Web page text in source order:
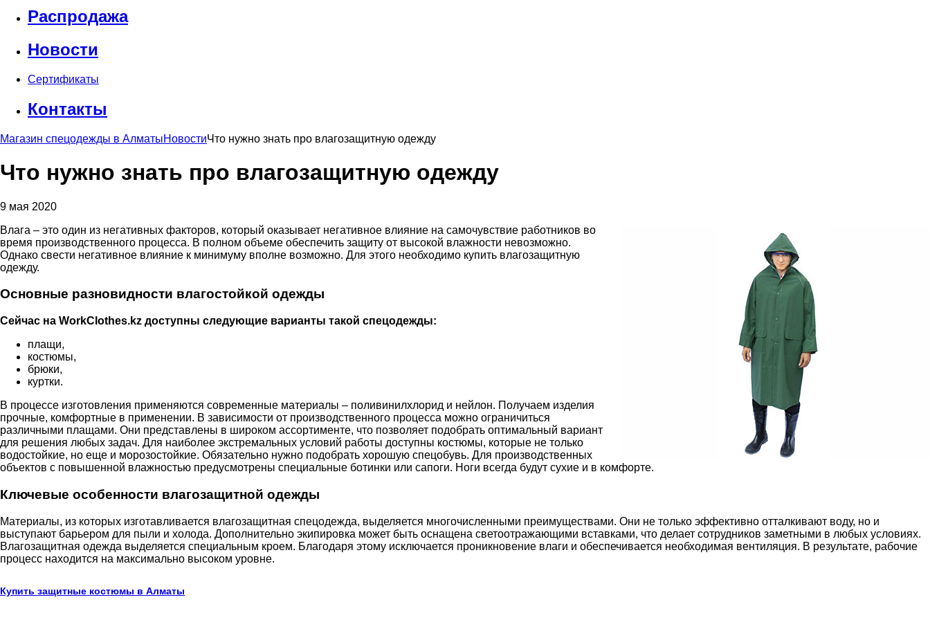
Распродажа
Новости
Сертификаты
Контакты
Магазин спецодежды в АлматыНовостиЧто нужно знать про влагозащитную одежду
Что нужно знать про влагозащитную одежду
9 мая 2020
Влага – это один из негативных факторов, который оказывает негативное влияние на самочувствие работников во
время производственного процесса. В полном объеме обеспечить защиту от высокой влажности невозможно.
Однако свести негативное влияние к минимуму вполне возможно. Для этого необходимо купить влагозащитную
одежду.
Основные разновидности влагостойкой одежды
Сейчас на WorkClothes.kz доступны следующие варианты такой спецодежды:
плащи,
костюмы,
брюки,
куртки.
В процессе изготовления применяются современные материалы – поливинилхлорид и нейлон. Получаем изделия
прочные, комфортные в применении. В зависимости от производственного процесса можно ограничиться
различными плащами. Они представлены в широком ассортименте, что позволяет подобрать оптимальный вариант
для решения любых задач. Для наиболее экстремальных условий работы доступны костюмы, которые не только
водостойкие, но еще и морозостойкие. Обязательно нужно подобрать хорошую спецобувь. Для производственных
объектов с повышенной влажностью предусмотрены специальные ботинки или сапоги. Ноги всегда будут сухие и в комфорте.
Ключевые особенности влагозащитной одежды
Материалы, из которых изготавливается влагозащитная спецодежда, выделяется многочисленными преимуществами. Они не только эффективно отталкивают воду, но и
выступают барьером для пыли и холода. Дополнительно экипировка может быть оснащена светоотражающими вставками, что делает сотрудников заметными в любых условиях.
Влагозащитная одежда выделяется специальным кроем. Благодаря этому исключается проникновение влаги и обеспечивается необходимая вентиляция. В результате, рабочие
процесс находится на максимально высоком уровне.
Купить защитные костюмы в Алматы